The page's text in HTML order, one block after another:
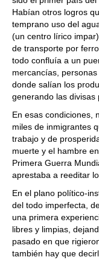
Habían otros logros
temprano uso del
(un centro lírico
de transporte por
todo confluía a un
mercancías,
donde salían los
generando las divisas
En esas condiciones,
miles de inmigrantes
trabajo y de
muerte y el hambre
Primera Guerra
aprestaba a reeditar
En el plano político-
del todo imperfecta,
una primera
libres y limpias,
pasado en que
también hay que